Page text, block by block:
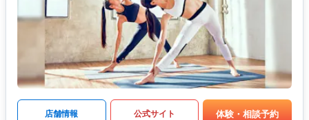
店舗情報 公式サイト 体験・相談予約